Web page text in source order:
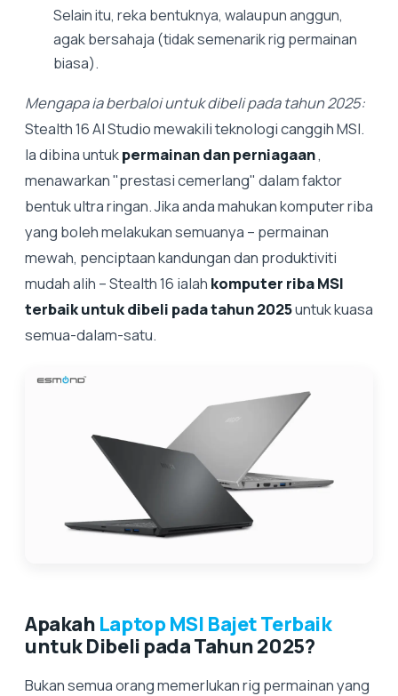
Selain itu, reka bentuknya, walaupun anggun,
agak bersahaja (tidak semenarik rig permainan
biasa).
Mengapa ia berbaloi untuk dibeli pada tahun 2025:
Stealth 16 AI Studio mewakili teknologi canggih MSI.
Ia dibina untukpermainan dan perniagaan,
menawarkan "prestasi cemerlang" dalam faktor
bentuk ultra ringan. Jika anda mahukan komputer riba
yang boleh melakukan semuanya – permainan
mewah, penciptaan kandungan dan produktiviti
mudah alih – Stealth 16 ialah komputer riba MSI
terbaik untuk dibeli pada tahun 2025untuk kuasa
semua-dalam-satu.
Apakah Laptop MSI Bajet Terbaik
untuk Dibeli pada Tahun 2025?
Bukan semua orang memerlukan rig permainan yang